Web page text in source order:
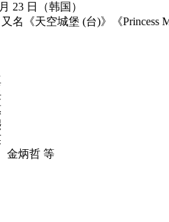
23 日（韩国）
又名《天空城堡 (台)》《Princess
金炳哲 等